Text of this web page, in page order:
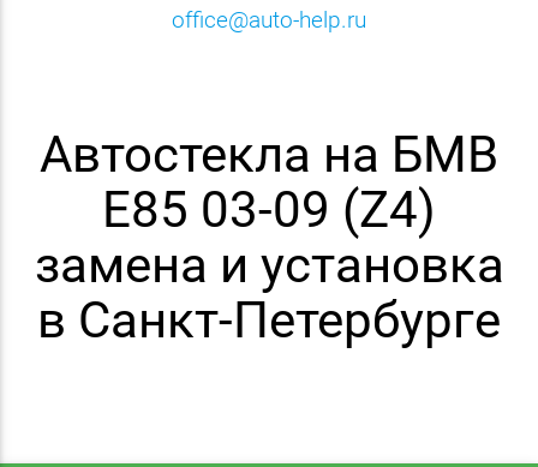
office@auto-help.ru
Автостекла на БМВ
E85 03-09 (Z4)
замена и установка
в Санкт-Петербурге